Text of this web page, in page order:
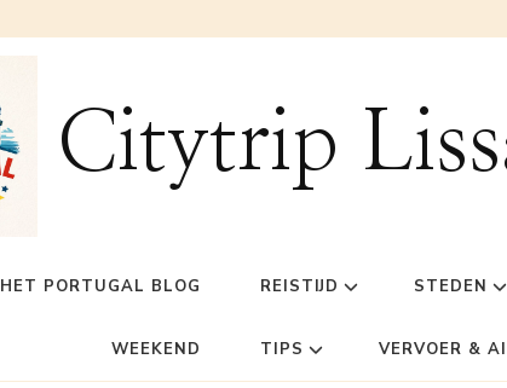
Citytrip
HET PORTUGAL BLOG REISTIJD STEDEN
WEEKEND TIPS VERVOER &